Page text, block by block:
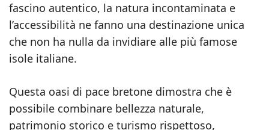
fascino autentico, la natura incontaminata e
l’accessibilità ne fanno una destinazione unica
che non ha nulla da invidiare alle più famose
isole italiane.
Questa oasi di pace bretone dimostra che è
possibile combinare bellezza naturale,
patrimonio storico e turismo rispettoso,